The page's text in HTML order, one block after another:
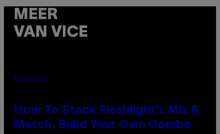
MEER
VAN VICE
FLESHLIGHT
How To Stack Fleshlight’s Mix &
Match, Build Your Own Combo